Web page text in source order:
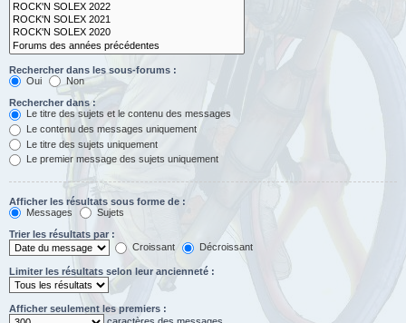
Rechercher dans les sous-forums :
Oui
Non
Rechercher dans :
Le titre des sujets et le contenu des messages
Le contenu des messages uniquement
Le titre des sujets uniquement
Le premier message des sujets uniquement
Afficher les résultats sous forme de :
Messages
Sujets
Trier les résultats par :
Croissant
Décroissant
Limiter les résultats selon leur ancienneté :
Afficher seulement les premiers :